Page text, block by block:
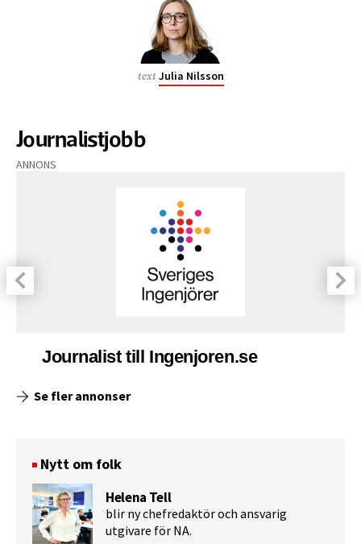
text Julia Nilsson
Journalistjobb
ANNONS
Journalist till Ingenjoren.se
Se fler annonser
Nytt om folk
Helena Tell
blir ny chefredaktör och ansvarig
utgivare för NA.